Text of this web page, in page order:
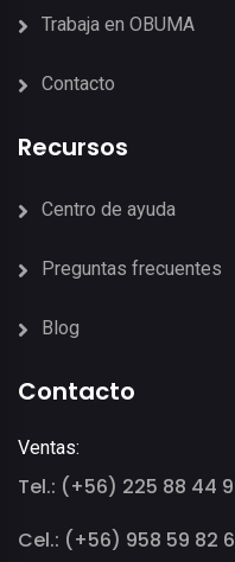
Trabaja en OBUMA
Contacto
Recursos
Centro de ayuda
Preguntas frecuentes
Blog
Contacto
Ventas:
Tel.: (+56) 225 88 44
Cel.: (+56) 958 59 82